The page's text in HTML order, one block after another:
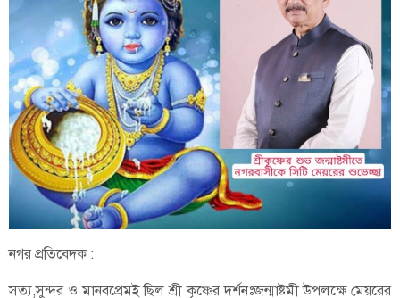
নগর প্রতিবেদক :
সত্য,সুন্দর ও মানবপ্রেমই ছিল শ্রী কৃষ্ণের দর্শনঃজন্মাষ্টমী উপলক্ষে মেয়রের